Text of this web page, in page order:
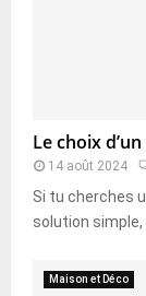
Le choix
14 août 2024
Si tu cherches
solution simple,
Maison et Déco